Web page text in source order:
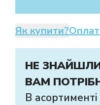
Як купити?
НЕ
ВАМ
В асортименті